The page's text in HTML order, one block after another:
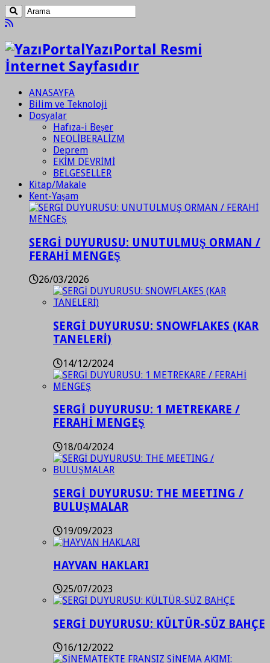
YazıPortal Resmi
İnternet Sayfasıdır
ANASAYFA
Bilim ve Teknoloji
Dosyalar
Hafıza-i Beşer
NEOLİBERALİZM
Deprem
EKİM DEVRİMİ
BELGESELLER
Kitap/Makale
Kent-Yaşam
SERGİ DUYURUSU: UNUTULMUŞ ORMAN /
FERAHİ MENGEŞ
26/03/2026
SERGİ DUYURUSU: SNOWFLAKES (KAR
TANELERİ)
14/12/2024
SERGİ DUYURUSU: 1 METREKARE /
FERAHİ MENGEŞ
18/04/2024
SERGİ DUYURUSU: THE MEETING /
BULUŞMALAR
19/09/2023
HAYVAN HAKLARI
25/07/2023
SERGİ DUYURUSU: KÜLTÜR-SÜZ BAHÇE
16/12/2022